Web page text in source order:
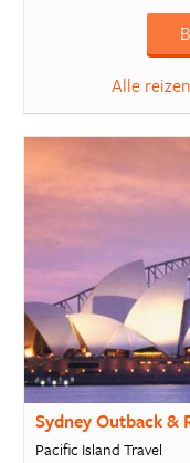
Alle
Sydney Outback &
Pacific Island Travel